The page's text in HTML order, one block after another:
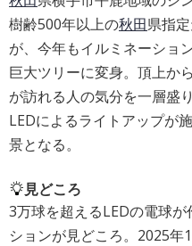
樹齢500年以上の秋田県指
が、今年もイルミネーショ
巨大ツリーに変身。頂上か
が訪れる人の気分を一層盛
LEDによるライトアップが
景となる。
見どころ
3万球を超えるLEDの電球
ションが見どころ。2025年